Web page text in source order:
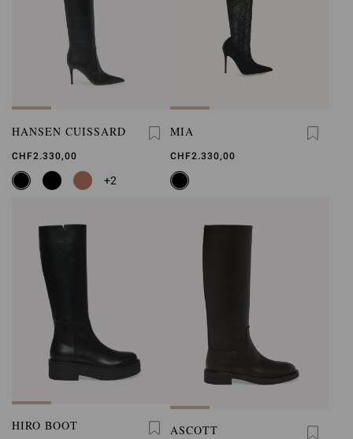
HANSEN CUISSARD
CHF2.330,00
+2
MIA
CHF2.330,00
HIRO BOOT ASCOTT